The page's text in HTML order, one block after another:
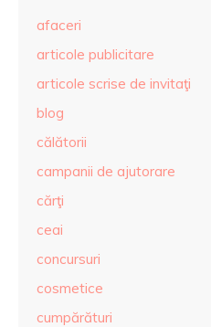
afaceri
articole publicitare
articole scrise de invitaţi
blog
călătorii
campanii de ajutorare
cărţi
ceai
concursuri
cosmetice
cumpărături